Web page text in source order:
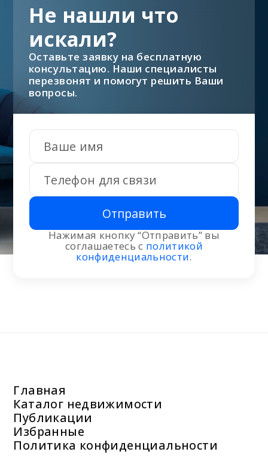
Отправить
Нажимая кнопку “Отправить” вы
соглашаетесь с политикой
конфиденциальности.
Не нашли что
искали?
Оставьте заявку на бесплатную
консультацию. Наши специалисты
перезвонят и помогут решить Ваши
вопросы.
Главная
Каталог недвижимости
Публикации
Избранные
Политика конфиденциальности